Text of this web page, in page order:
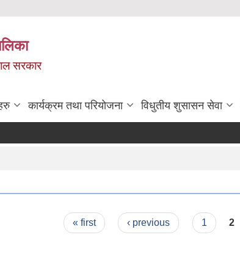
सरकार
कार्यक्रम तथा परियोजना विधुतीय शुसासन सेवा
« first ‹ previous 1 2